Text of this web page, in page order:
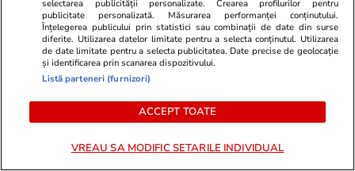
selectarea publicității personalizate. Crearea profilurilor pentru
publicitate personalizată. Măsurarea performanței conținutului.
Înțelegerea publicului prin statistici sau combinații de date din surse
diferite. Utilizarea datelor limitate pentru a selecta conținutul. Utilizarea
de date limitate pentru a selecta publicitatea. Date precise de geolocație
și identificarea prin scanarea dispozitivului.
Listă parteneri (furnizori)
ACCEPT TOATE
VREAU SA MODIFIC SETARILE INDIVIDUAL